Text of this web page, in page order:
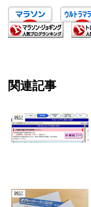
関連記事
雑記
雑記